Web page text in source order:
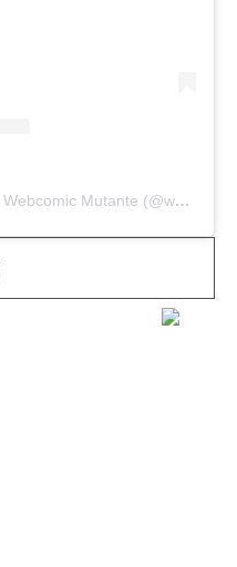
Una publicación compartida de Webcomic Mutante (@webcomicmutante)